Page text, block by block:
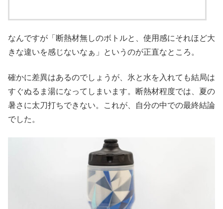
なんですが「断熱材無しのボトルと、使用感にそれほど大
きな違いを感じないなぁ」というのが正直なところ。
確かに差異はあるのでしょうが、氷と水を入れても結局は
すぐぬるま湯になってしまいます。断熱材程度では、夏の
暑さに太刀打ちできない。これが、自分の中での最終結論
でした。